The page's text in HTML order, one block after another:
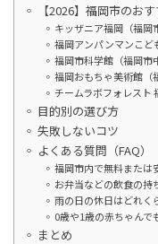
【2026】福岡市のお
キッザニア福岡（福岡
福岡アンパンマンこど
福岡市科学館（福岡市
福岡おもちゃ美術館（
チームラボフォレスト
目的別の選び方
失敗しないコツ
よくある質問（FAQ）
福岡市内で無料または
お弁当などの飲食の持
雨の日の休日はどれく
0歳や1歳の赤ちゃんで
まとめ